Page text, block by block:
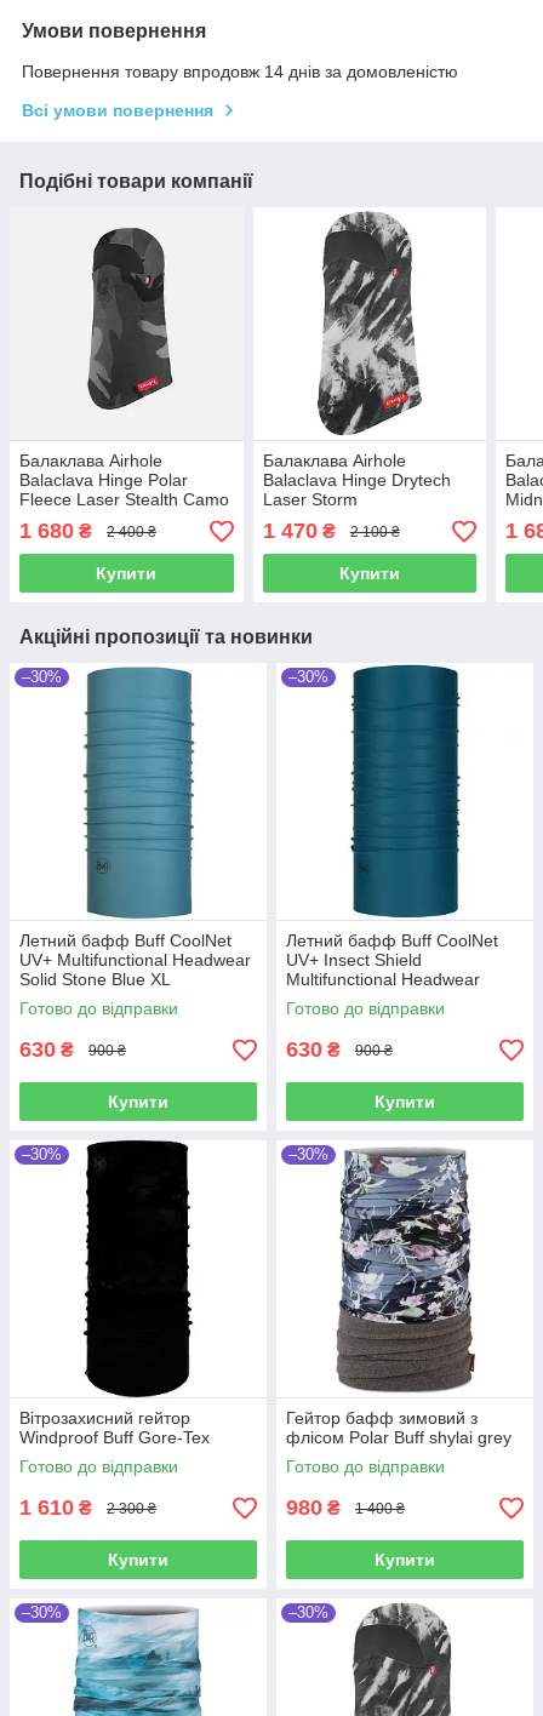
Умови повернення
Повернення товару впродовж 14 днів за домовленістю
Всі умови повернення
Подібні товари компанії
Балаклава Airhole
Balaclava Hinge Polar
Fleece Laser Stealth Camo
1 680 ₴ 2 400 ₴
Купити
Балаклава Airhole
Balaclava Hinge Drytech
Laser Storm
1 470₴ 2 100 ₴
Купити
1
Акційні пропозиції та новинки
–30%
Летний бафф Buff CoolNet
UV+ Multifunctional Headwear
Solid Stone Blue XL
Готово до відправки
630 ₴ 900 ₴
Купити
–30%
Летний бафф Buff CoolNet
UV+ Insect Shield
Multifunctional Headwear
Eclipse Blue
Готово до відправки
630 ₴ 900 ₴
Купити
–30%
Вітрозахисний гейтор
Windproof Buff Gore-Tex
Готово до відправки
1 610 ₴ 2 300 ₴
Купити
–30%
Гейтор бафф зимовий з
флісом Polar Buff shylai grey
Готово до відправки
980 ₴ 1 400 ₴
Купити
–30% –30%